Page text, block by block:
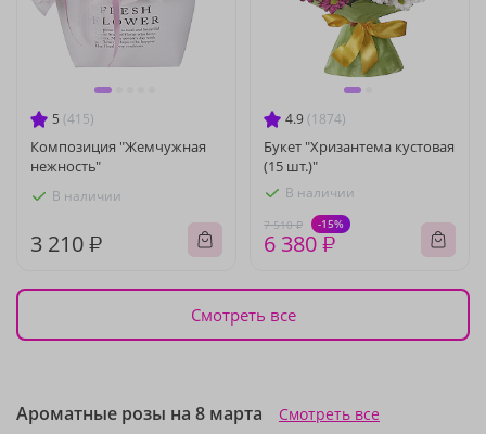
5 (415)
Композиция "Жемчужная
нежность"
В наличии
3 210 ₽
4.9 (1874)
Букет "Хризантема кустовая
(15 шт.)"
В наличии
7 510 ₽ -15%
6 380 ₽
Смотреть все
Ароматные розы на 8 марта Смотреть все